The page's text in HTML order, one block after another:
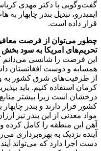
گفت‌وگویی با دکتر مهدی
ایمیدرو، تبدیل بندر چابهار
قرار داده است.
چطور می‌توان از فرصت معافیت
تحریم‌های امریکا به سود
این فرصت را شانسی می‌دانم
همسایه و دوست افغانستان
از ظرفیت‌های شرق کشور به
کرمان استفاده کنیم. باید
درخشان است زیرا بیشتر
کشور قرار دارند و بندر
مواد معدنی از این بندر نیز
آهن این منطقه را کامل کرده
آینده نزدیک به بهره‌برداری
دست اجرا دارد که می‌تواند